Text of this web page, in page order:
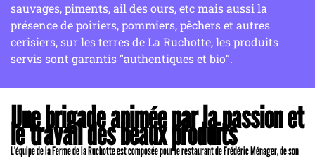
sauvages, piments, ail des ours, etc mais aussi la
présence de poiriers, pommiers, pêchers et autres
cerisiers, sur les terres de La Ruchotte, les produits
servis sont garantis “authentiques et bio“.
Une brigade animée par la passion et
le travail des beaux produits
L’équipe de la Ferme de la Ruchotte est composée pour le restaurant de Frédéric Ménager, de son